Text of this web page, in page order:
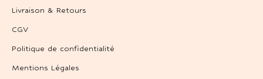
Livraison & Retours
CGV
Politique de confidentialité
Mentions Légales